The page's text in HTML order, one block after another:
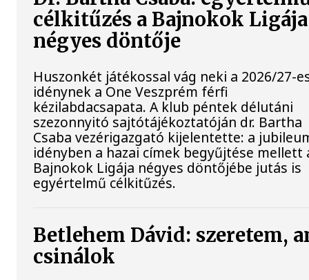
célkitűzés a Bajnokok Ligája
négyes döntője
Huszonkét játékossal vág neki a 2026/27-
idénynek a One Veszprém férfi
kézilabdacsapata. A klub péntek délutáni
szezonnyitó sajtótájékoztatóján dr. Bartha
Csaba vezérigazgató kijelentette: a
idényben a hazai címek begyűjtése mellett
Bajnokok Ligája négyes döntőjébe jutás is
egyértelmű célkitűzés.
Betlehem Dávid: szeretem,
csinálok